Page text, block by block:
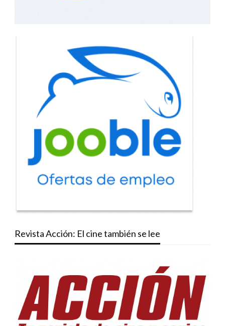
Revista Acción: El cine también se lee